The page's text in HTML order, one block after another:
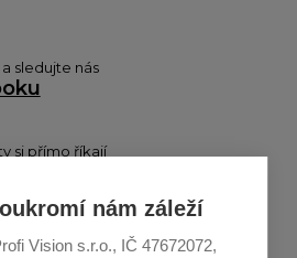
sledujte nás
si přímo říkají
nám záleží
Vision s.r.o., IČ 47672072,